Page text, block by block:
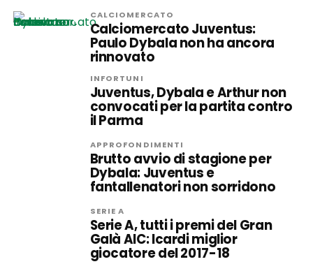
CALCIOMERCATO
Calciomercato Juventus:
Paulo Dybala non ha ancora
rinnovato
INFORTUNI
Juventus, Dybala e Arthur non
convocati per la partita contro
il Parma
APPROFONDIMENTI
Brutto avvio di stagione per
Dybala: Juventus e
fantallenatori non sorridono
SERIE A
Serie A, tutti i premi del Gran
Galà AIC: Icardi miglior
giocatore del 2017-18